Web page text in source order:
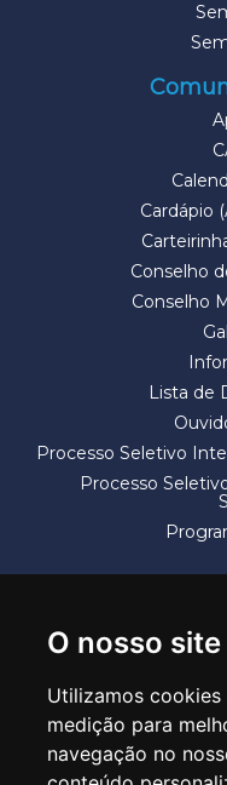
O nosso
Utilizamos
medição para
navegação no
Cardápio
Conselho
Conselho
Lista de
Processo Seletivo
Processo